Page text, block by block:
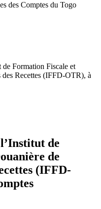
des Comptes du Togo
de Formation Fiscale et
Recettes (IFFD-OTR), à
de
de
(IFFD-